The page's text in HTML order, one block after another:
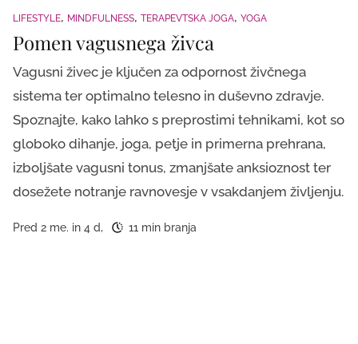
LIFESTYLE MINDFULNESS TERAPEVTSKA JOGA YOGA
Pomen vagusnega živca
Vagusni živec je ključen za odpornost živčnega
sistema ter optimalno telesno in duševno zdravje.
Spoznajte, kako lahko s preprostimi tehnikami, kot so
globoko dihanje, joga, petje in primerna prehrana,
izboljšate vagusni tonus, zmanjšate anksioznost ter
dosežete notranje ravnovesje v vsakdanjem življenju.
Pred 2 me. in 4 d, 11 min branja